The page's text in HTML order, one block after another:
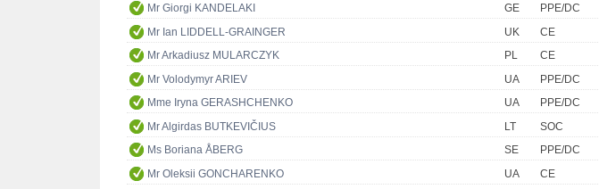
Mr Giorgi KANDELAKI
GE
PPE/DC
Mr Ian LIDDELL-GRAINGER
UK
CE
Mr Arkadiusz MULARCZYK
PL
CE
Mr Volodymyr ARIEV
UA
PPE/DC
Mme Iryna GERASHCHENKO
UA
PPE/DC
Mr Algirdas BUTKEVIČIUS
LT
SOC
Ms Boriana ÅBERG
SE
PPE/DC
Mr Oleksii GONCHARENKO
UA
CE